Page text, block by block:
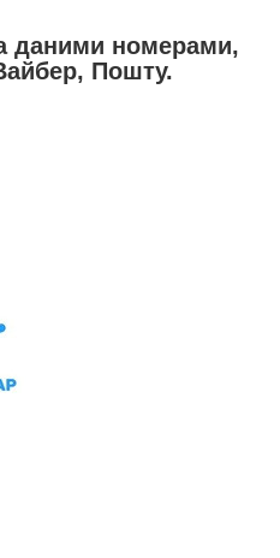
даними номерами,
Пошту.